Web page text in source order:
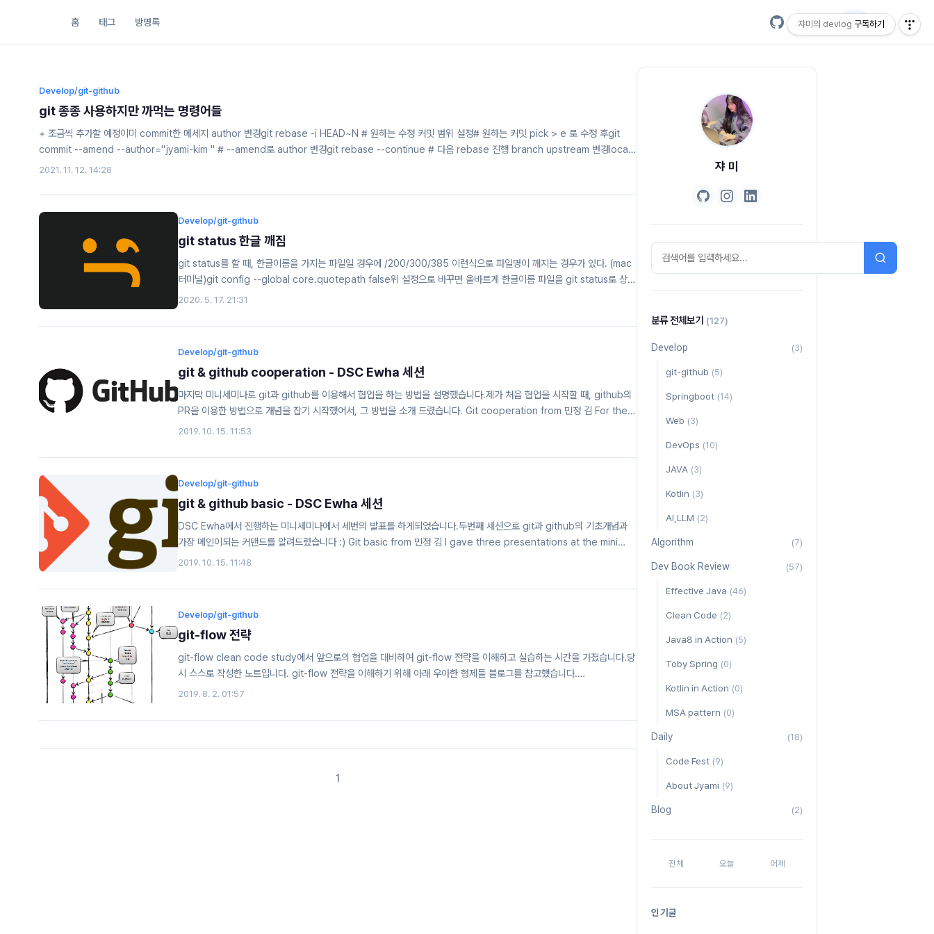
홈 태그 방명록 EN
Develop/git-github
git 종종 사용하지만 까먹는 명령어들
+ 조금씩 추가할 예정이미 commit한 메세지 author 변경git rebase -i HEAD~N # 원하는 수정 커밋 범위 설정# 원하는 커밋 pick > e 로 수정 후git
commit --amend --author="jyami-kim " # --amend로 author 변경git rebase --continue # 다음 rebase 진행 branch upstream 변경local
branch가 remote branch를 추적하도록 git branch --set-upstream-to=origin/feature/TM-5644 feature/TM-5644 tag 추가git tag tag-
2021. 11. 12. 14:28
Develop/git-github
git status 한글 깨짐
git status를 할 때, 한글이름을 가지는 파일일 경우에 /200/300/385 이런식으로 파일명이 깨지는 경우가 있다. (mac
터미널)git config --global core.quotepath false위 설정으로 바꾸면 올바르게 한글이름 파일을 git status로 상태
확인이 가능해진다.core.quotePathCommands that output paths (e.g. ls-files, diff), will quote "unusual"
characters with backslashes in the same way C escapes c..
2020. 5. 17. 21:31
Develop/git-github
git & github cooperation - DSC Ewha 세션
마지막 미니세미나로 git과 github를 이용해서 협업을 하는 방법을 설명했습니다.제가 처음 협업을 시작할 때, github의
PR을 이용한 방법으로 개념을 잡기 시작했어서, 그 방법을 소개 드렸습니다. Git cooperation from 민정 김 For the
last mini seminar, I explained how to collaborate using git and GitHub.When I first started
approach I introduced. Git cooperation from 민정 김
2019. 10. 15. 11:53
Develop/git-github
git & github basic - DSC Ewha 세션
DSC Ewha에서 진행하는 미니세미나에서 세번의 발표를 하게되었습니다.두번째 세션으로 git과 github의 기초개념과
가장 메인이되는 커맨드를 알려드렸습니다 :) Git basic from 민정 김 I gave three presentations at the mini
seminar held by DSC Ewha.In the second session, I covered the basic concepts of git and github,
2019. 10. 15. 11:48
Develop/git-github
git-flow 전략
git-flow clean code study에서 앞으로의 협업을 대비하여 git-flow 전략을 이해하고 실습하는 시간을 가졌습니다.당
시 스스로 작성한 노트입니다. git-flow 전략을 이해하기 위해 아래 우아한 형제들 블로그를 참고했습니다.
http://woowabros.github.io/experience/2017/10/30/baemin-mobile-git-branch-strategy.html 우린
개발을 하고 있는 나동호입니다.오늘은 저희 안드로이드 파트에서 사용하고 있는 Git 브랜치 전략을 소개하려고 합니다.
2019. 8. 2. 01:57
1
쟈 미
분류 전체보기 (127)
Develop (3)
git-github (5)
Springboot (14)
Web (3)
DevOps (10)
JAVA (3)
Kotlin (3)
AI,LLM (2)
Algorithm (7)
Dev Book Review (57)
Effective Java (46)
Clean Code (2)
Java8 in Action (5)
Toby Spring (0)
Kotlin in Action (0)
MSA pattern (0)
Daily (18)
Code Fest (9)
About Jyami (9)
Blog (2)
전체 오늘 어제
쟈미의 devlog 구독하기